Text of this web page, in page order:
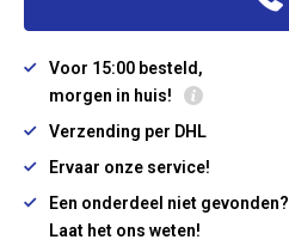
Voor 15:00 besteld,
morgen in huis!
Verzending per DHL
Ervaar onze service!
Een onderdeel niet gevonden?
Laat het ons weten!